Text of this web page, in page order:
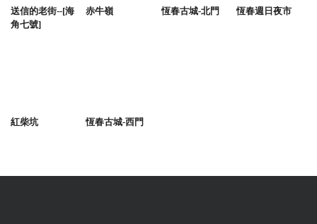
送信的老街--[海
角七號]
赤牛嶺 恆春古城-北門 恆春週日夜市
紅柴坑 恆春古城-西門